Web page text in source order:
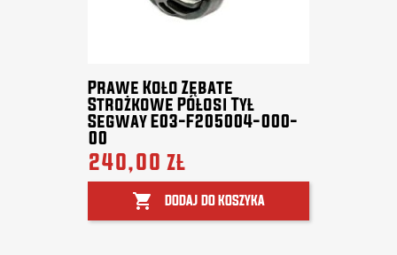
Prawe Koło Zębate
Strożkowe Półosi Tył
Segway E03-F205004-000-
00
240,00 zł
 DODAJ DO KOSZYKA